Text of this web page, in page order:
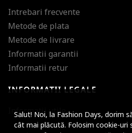
Salut! Noi, la Fashion Days, dorim
cât mai plăcută. Folosim cookie-uri
Intrebari frecvente
Metode de plata
Metode de livrare
Informatii garantii
Informatii retur
INFORMATII LEGALE
Informatii utile